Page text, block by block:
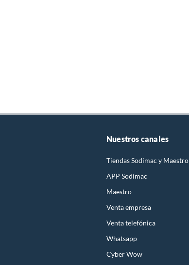
Nuestros canales
Tiendas Sodimac y Maestro
APP Sodimac
Maestro
Venta empresa
Venta telefónica
Whatsapp
Cyber Wow